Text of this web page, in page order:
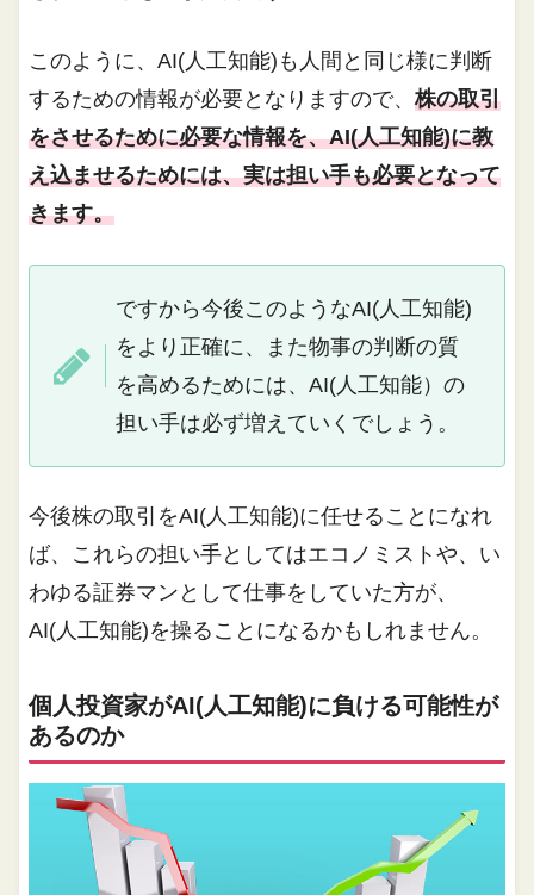
このように、AI(人工知能)も人間と同じ様に判断
するための情報が必要となりますので、株の取引
をさせるために必要な情報を、AI(人工知能)に教
え込ませるためには、実は担い手も必要となって
きます。
ですから今後このようなAI(人工知能)
をより正確に、また物事の判断の質
を高めるためには、AI(人工知能）の
担い手は必ず増えていくでしょう。
今後株の取引をAI(人工知能)に任せることになれ
ば、これらの担い手としてはエコノミストや、い
わゆる証券マンとして仕事をしていた方が、
AI(人工知能)を操ることになるかもしれません。
個人投資家がAI(人工知能)に負ける可能性が
あるのか